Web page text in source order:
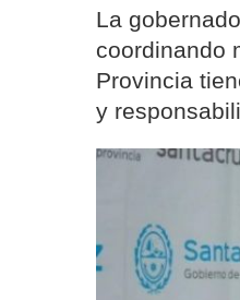
La
coordinando
Provincia
y